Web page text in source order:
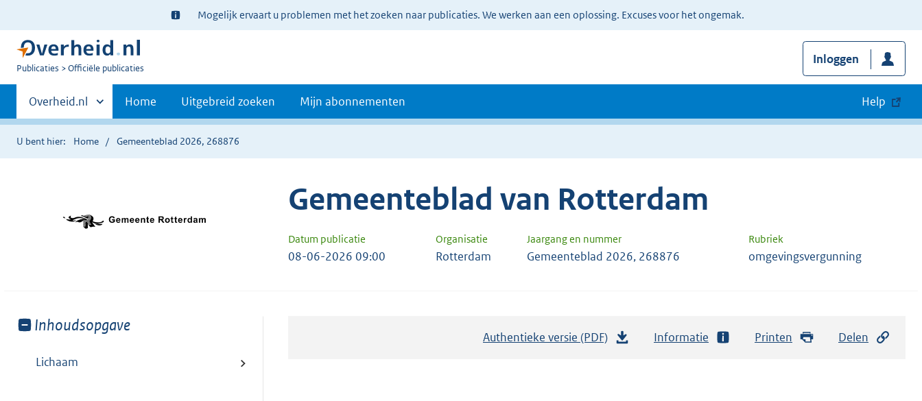
Ter
informatie:
Mogelijk ervaart u problemen met het zoeken naar publicaties. We werken aan een oplossing. Excuses voor het ongemak.
U
Publicaties Officiële publicaties
Inloggen
Primaire
navigatie
Andere
sites
binnen
Overheid.nl Home Uitgebreid zoeken Mijn abonnementen Help
U bent hier: Home Gemeenteblad 2026, 268876
Gemeenteblad van Rotterdam
Datum publicatie Organisatie Jaargang en nummer Rubriek
08-06-2026 09:00 Rotterdam Gemeenteblad 2026, 268876 omgevingsvergunning
Toon
van:
Inhoudsopgave
Lichaam
Authentieke versie (PDF) Informatie Printen Delen